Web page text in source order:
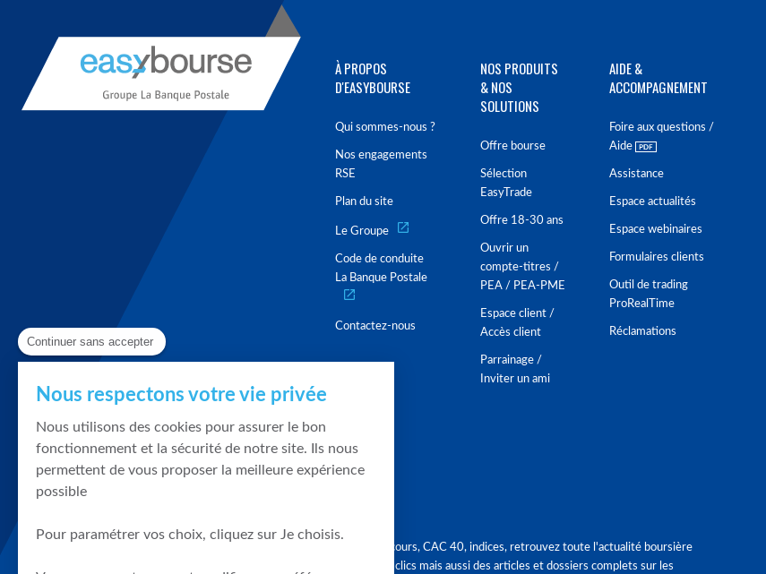
À PROPOS
D'EASYBOURSE
Qui sommes-nous ?
Nos engagements
RSE
Plan du site
Le Groupe
Code de conduite
La Banque Postale
Contactez-nous
NOS PRODUITS
& NOS
SOLUTIONS
Offre bourse
Sélection
EasyTrade
Offre 18-30 ans
Ouvrir un
compte-titres /
PEA / PEA-PME
Espace client /
Accès client
Parrainage /
Inviter un ami
AIDE &
ACCOMPAGNEMENT
Foire aux questions /
Aide
Assistance
Espace actualités
Espace webinaires
Formulaires clients
Outil de trading
ProRealTime
Réclamations
Graphique, cours, CAC 40, indices, retrouvez toute l'actualité boursière
en quelques clics mais aussi des articles et dossiers complets sur les
Continuer sans accepter
Nous respectons votre vie privée
Nous utilisons des cookies pour assurer le bon
fonctionnement et la sécurité de notre site. Ils nous
permettent de vous proposer la meilleure expérience
possible
Pour paramétrer vos choix, cliquez sur Je choisis.